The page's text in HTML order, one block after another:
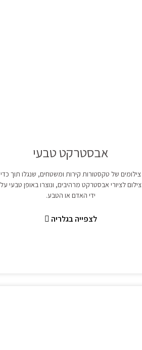
אבסטרקט טבעי
צילומים של טקסטורות קירות ומשטחים, שנגלו תוך כדי
צילום לציורי אבסטרקט מרהיבים, ונוצרו באופן טבעי על
ידי האדם או הטבע.
לצפייה בגלריה